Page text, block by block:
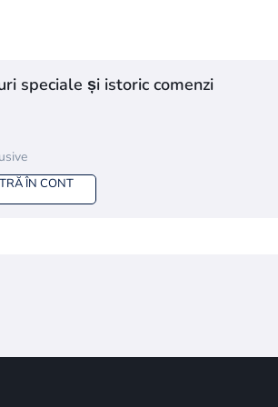
speciale și istoric comenzi
ÎN CONT